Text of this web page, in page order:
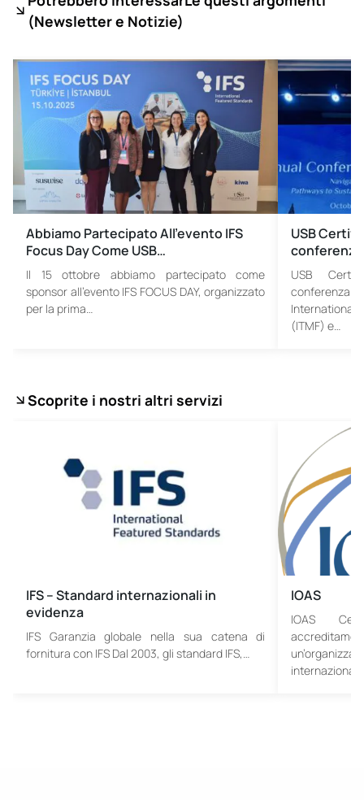
(Newsletter e Notizie)
Abbiamo Partecipato All’evento IFS
Focus Day Come USB…
Il 15 ottobre abbiamo partecipato come
sponsor all’evento IFS FOCUS DAY, organizzato
per la prima…
USB
conferenza
USB
conferenza
International
(ITMF) e…
Scoprite i nostri altri servizi
IFS – Standard internazionali in
evidenza
IFS Garanzia globale nella sua catena di
fornitura con IFS Dal 2003, gli standard IFS,…
IOAS
IOAS